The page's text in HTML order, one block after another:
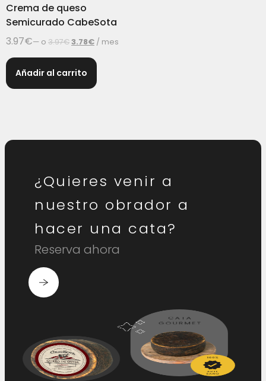
Crema de queso
Semicurado CabeSota
3.97€— o 3.97€3.78€ / mes
Añadir al carrito
¿Quieres venir a
nuestro obrador a
hacer una cata?
Reserva ahora